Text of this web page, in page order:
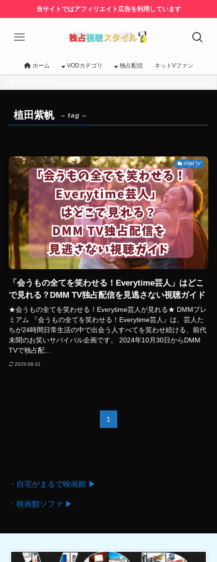
当サイトではアフィリエイト広告を利用しています
ホーム VODカテゴリ 独占配信 ネットVファン
植田紫帆 – tag –
DMM TV
「会うもの全てを笑わせる！Everytime芸人」はどこ
で見れる？DMM TV独占配信を見逃さない視聴ガイド
★会うもの全てを笑わせる！Everytime芸人が見れる★ DMMプレ
ミアム 『会うもの全てを笑わせる！Everytime芸人』は、芸人た
ちが24時間日常生活の中で出会う人すべてを笑わせ続ける、前代
未聞のお笑いサバイバル企画です。 2024年10月30日からDMM
TVで独占配...
2025-08-31
1
・自宅がまるで映画館 ▶
・映画館ソファ ▶